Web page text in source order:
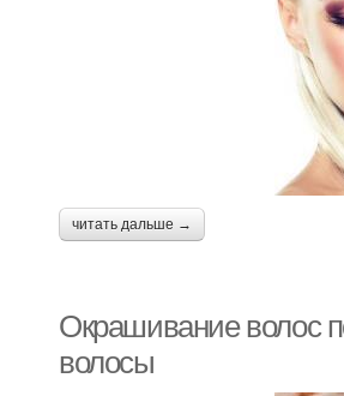
читать дальше →
Окрашивание волос
волосы